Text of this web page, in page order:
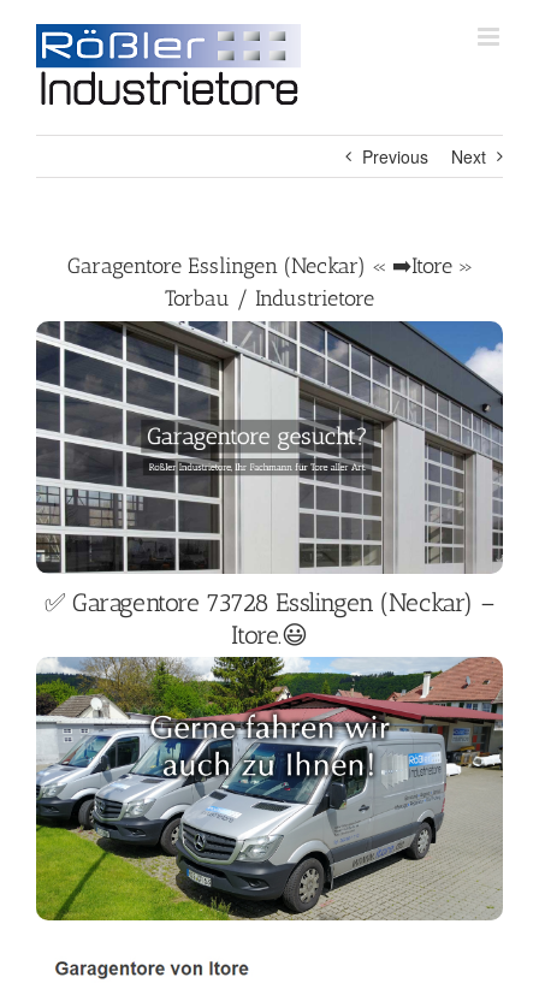
content
Previous Next
Garagentore Esslingen (Neckar) « ➡️Itore »
Torbau / Industrietore
✅ Garagentore 73728 Esslingen (Neckar) –
Itore.😃